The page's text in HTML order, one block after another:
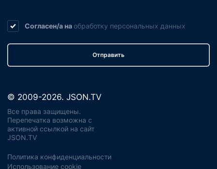
Согласен/а на обработку персональных данных
Отправить
© 2009-2026. JSON.TV
Все права защищены.
Перепечатка возможна с
активной ссылкой на сайт
JSON.TV
Политика конфиденциальности
Использование cookie